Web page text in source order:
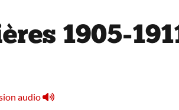
1905-
audio